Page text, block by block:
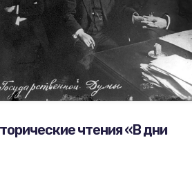
чтения «В дни